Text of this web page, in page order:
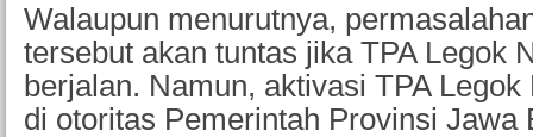
Walaupun menurutnya,
tersebut akan tuntas jika TPA Legok
berjalan. Namun, aktivasi TPA Legok
di otoritas Pemerintah Provinsi Jawa